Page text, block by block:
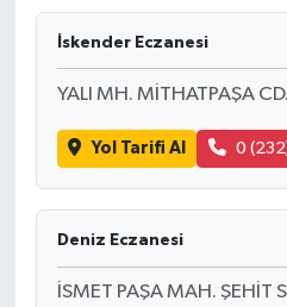
İskender Eczanesi
YALI MH. MİTHATPAŞA
Yol Tarifi Al 0
Deniz Eczanesi
İSMET PAŞA MAH. ŞEHİT